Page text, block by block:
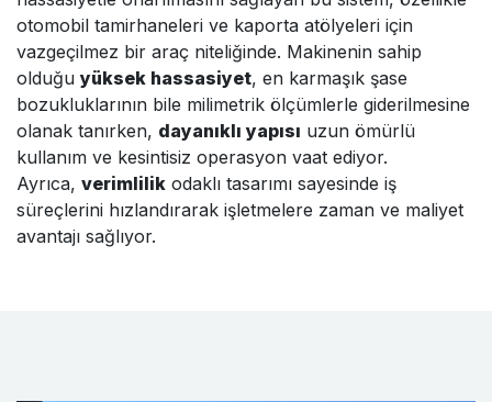
otomobil tamirhaneleri ve kaporta atölyeleri için
vazgeçilmez bir araç niteliğinde. Makinenin sahip
olduğuyüksek hassasiyet, en karmaşık şase
bozukluklarının bile milimetrik ölçümlerle giderilmesine
olanak tanırken, dayanıklı yapısı uzun ömürlü
kullanım ve kesintisiz operasyon vaat ediyor.
Ayrıca, verimlilik odaklı tasarımı sayesinde iş
süreçlerini hızlandırarak işletmelere zaman ve maliyet
avantajı sağlıyor.